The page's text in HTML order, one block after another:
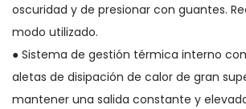
oscuridad y de presionar con guantes.
modo utilizado.
● Sistema de gestión térmica interno
aletas de disipación de calor de gran
mantener una salida constante y